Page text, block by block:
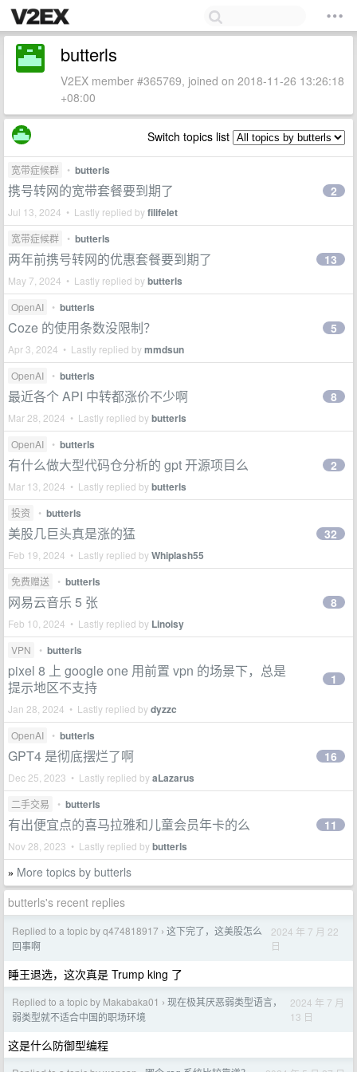
butterls
V2EX member #365769, joined on 2018-11-26 13:26:18
+08:00
Switch topics list
宽带症候群 • butterls
携号转网的宽带套餐要到期了
Jul 13, 2024 • Lastly replied byfilifelet
2
宽带症候群 • butterls
两年前携号转网的优惠套餐要到期了
May 7, 2024 • Lastly replied bybutterls
13
OpenAI • butterls
Coze 的使用条数没限制？
Apr 3, 2024 • Lastly replied bymmdsun
5
OpenAI • butterls
最近各个 API 中转都涨价不少啊
Mar 28, 2024 • Lastly replied bybutterls
8
OpenAI • butterls
有什么做大型代码仓分析的 gpt 开源项目么
Mar 13, 2024 • Lastly replied bybutterls
2
投资 • butterls
美股几巨头真是涨的猛
Feb 19, 2024 • Lastly replied byWhiplash55
32
免费赠送 • butterls
网易云音乐 5 张
Feb 10, 2024 • Lastly replied by Linoisy
8
VPN • butterls
pixel 8 上 google one 用前置 vpn 的场景下，总是
提示地区不支持
Jan 28, 2024 • Lastly replied bydyzzc
1
OpenAI • butterls
GPT4 是彻底摆烂了啊
Dec 25, 2023 • Lastly replied byaLazarus
16
二手交易 • butterls
有出便宜点的喜马拉雅和儿童会员年卡的么
Nov 28, 2023 • Lastly replied bybutterls
11
» More topics by butterls
butterls's recent replies
Replied to a topic by q474818917 › 这下完了，这美股怎么
回事啊
2024 年 7 月 22
日
睡王退选，这次真是 Trump king 了
Replied to a topic by Makabaka01 › 现在极其厌恶弱类型语言，
弱类型就不适合中国的职场环境
2024 年 7 月
13 日
这是什么防御型编程